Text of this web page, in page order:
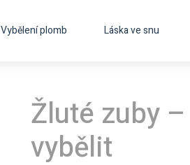
Vybělení plomb Láska ve snu
Žluté zuby
vybělit